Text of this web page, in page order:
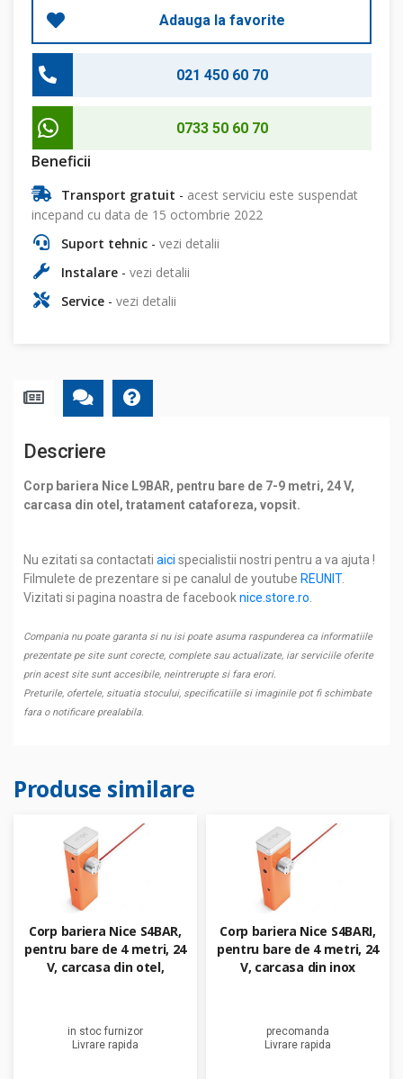
Adauga la favorite
021 450 60 70
0733 50 60 70
Beneficii
Transport gratuit - acest serviciu este suspendat
incepand cu data de 15 octombrie 2022
Suport tehnic- vezi detalii
Instalare- vezi detalii
Service- vezi detalii
Descriere
Corp bariera Nice L9BAR, pentru bare de 7-9 metri, 24 V,
carcasa din otel, tratament cataforeza, vopsit.
Nu ezitati sa contactati aici specialistii nostri pentru a va ajuta !
Filmulete de prezentare si pe canalul de youtube REUNIT.
Vizitati si pagina noastra de facebooknice.store.ro
Compania nu poate garanta si nu isi poate asuma raspunderea ca informatiile
prezentate pe site sunt corecte, complete sau actualizate, iar serviciile oferite
prin acest site sunt accesibile, neintrerupte si fara erori.
Preturile, ofertele, situatia stocului, specificatiile si imaginile pot fi schimbate
fara o notificare prealabila.
Produse similare
Corp bariera Nice S4BAR,
pentru bare de 4 metri, 24
V, carcasa din otel,
in stoc furnizor
Livrare rapida
Corp bariera Nice S4BARI,
pentru bare de 4 metri, 24
V, carcasa din inox
precomanda
Livrare rapida